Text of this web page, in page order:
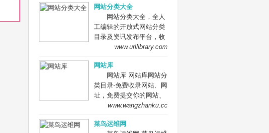
网站分类大全
网站分类大全，全人
工编辑的开放式网站分类
目录及资讯发布平台，收
录国内外、各行业优秀网
分类目录网站检索、优秀
网站目录参考、网站优化
推广及互联网资讯服务。
www.urllibrary.com
网站库
网站库 网站库网站分
类目录-免费收录网站、网
址，免费提交你的网站、
网址到网站库,网站免费收
口,网站网址大全，
www.wangzhanku.cc
菜鸟运维网